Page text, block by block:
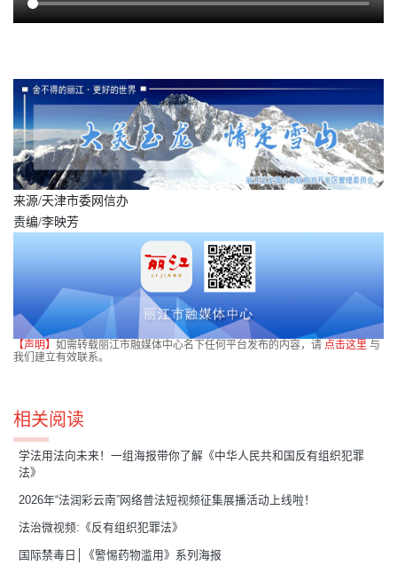
来源/天津市委网信办
责编/李映芳
【声明】 如需转载丽江市融媒体中心名下任何平台发布的内容，请 点击这里 与
我们建立有效联系。
相关阅读
学法用法向未来！一组海报带你了解《中华人民共和国反有组织犯罪
法》
2026年“法润彩云南”网络普法短视频征集展播活动上线啦！
法治微视频:《反有组织犯罪法》
国际禁毒日│《警惕药物滥用》系列海报